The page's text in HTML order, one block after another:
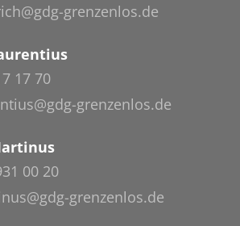
grenzenlos.de
17 70
grenzenlos.de
00 20
grenzenlos.de